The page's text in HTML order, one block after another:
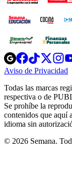
Opens
in
new
Opens
in
new
in
new
Aviso de Privacidad
Todas las marcas
respectiva o de
Se prohíbe la
contenidos que aquí
idioma sin
© 2026 Semana.